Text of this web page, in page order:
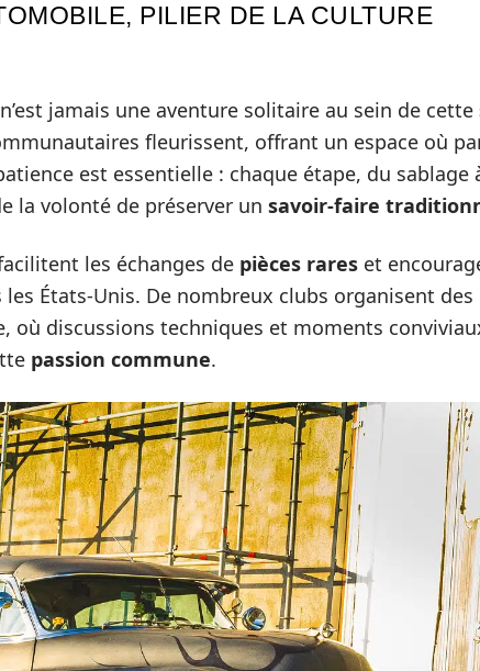
PILIER DE LA CULTURE
n’est jamais une aventure solitaire au sein de cette
fleurissent, offrant un espace où
est essentielle : chaque étape, du sablage
la volonté de préserver un savoir-faire
les échanges de pièces rares et
les États-Unis. De nombreux clubs organisent des
où discussions techniques et moments
passion commune.